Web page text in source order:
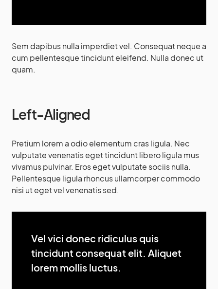
Sem dapibus nulla imperdiet vel. Consequat neque a
cum pellentesque tincidunt eleifend. Nulla donec ut
quam.
Left-Aligned
Pretium lorem a odio elementum cras ligula. Nec
vulputate venenatis eget tincidunt libero ligula mus
vivamus pulvinar. Eros eget vulputate sociis nulla.
Pellentesque ligula rhoncus ullamcorper commodo
nisi ut eget vel venenatis sed.
Vel vici donec ridiculus quis
tincidunt consequat elit. Aliquet
lorem mollis luctus.